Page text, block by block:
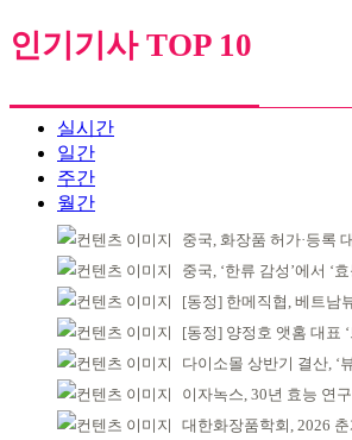
인기기사 TOP 10
실시간
일간
주간
월간
중국, 화장품 허가·등록 대수술…
중국, ‘한류 감성’에서 ‘효능 검
[동정] 한메직협, 베트남뷰티비즈
[동정] 양정호 앳홈 대표 ‘브
다이소몰 상반기 결산, ‘
이자녹스, 30년 효능 연구 ‘비타민
대한화장품학회, 2026 춘계학술